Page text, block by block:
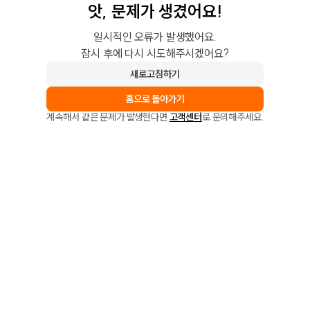
앗, 문제가 생겼어요!
일시적인 오류가 발생했어요.
잠시 후에 다시 시도해주시겠어요?
새로고침하기
홈으로 돌아가기
계속해서 같은 문제가 발생한다면 고객센터로 문의해주세요.